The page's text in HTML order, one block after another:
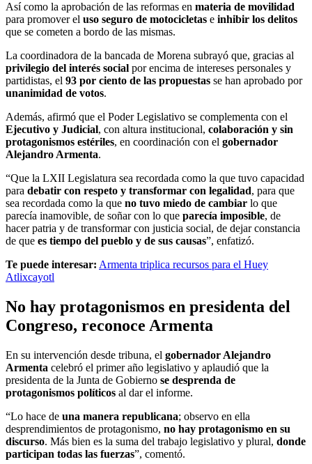
Así como la aprobación de las reformas en materia de movilidad
para promover el uso seguro de motocicletas e inhibir los delitos
que se cometen a bordo de las mismas.
La coordinadora de la bancada de Morena subrayó que, gracias al
privilegio del interés social por encima de intereses personales y
partidistas, el 93 por ciento de las propuestas se han aprobado por
unanimidad de votos.
Además, afirmó que el Poder Legislativo se complementa con el
Ejecutivo y Judicial, con altura institucional, colaboración y sin
protagonismos estériles, en coordinación con el gobernador
Alejandro Armenta.
“Que la LXII Legislatura sea recordada como la que tuvo capacidad
para debatir con respeto y transformar con legalidad, para que
sea recordada como la que no tuvo miedo de cambiar lo que
parecía inamovible, de soñar con lo que parecía imposible, de
hacer patria y de transformar con justicia social, de dejar constancia
de que es tiempo del pueblo y de sus causas”, enfatizó.
Te puede interesar: Armenta triplica recursos para el Huey
Atlixcayotl
No hay protagonismos en presidenta del
Congreso, reconoce Armenta
En su intervención desde tribuna, el gobernador Alejandro
Armenta celebró el primer año legislativo y aplaudió que la
presidenta de la Junta de Gobierno se desprenda de
protagonismos políticos al dar el informe.
“Lo hace de una manera republicana; observo en ella
desprendimientos de protagonismo, no hay protagonismo en su
discurso. Más bien es la suma del trabajo legislativo y plural, donde
participan todas las fuerzas”, comentó.